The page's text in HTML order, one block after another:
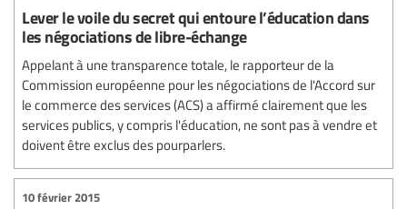
Lever le voile du secret qui entoure l’éducation dans
les négociations de libre-échange
Appelant à une transparence totale, le rapporteur de la
Commission européenne pour les négociations de l'Accord sur
le commerce des services (ACS) a affirmé clairement que les
services publics, y compris l'éducation, ne sont pas à vendre et
doivent être exclus des pourparlers.
10 février 2015